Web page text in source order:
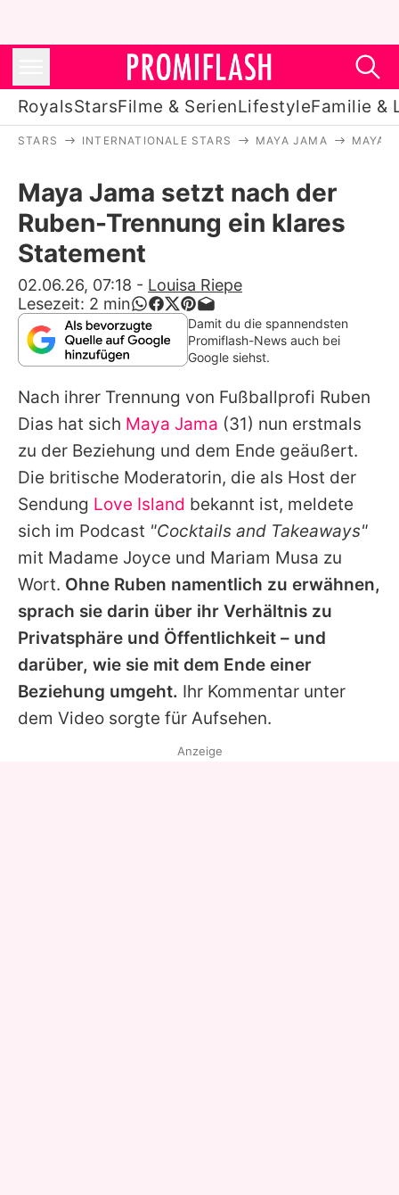
RoyalsStarsFilme & SerienLifestyleFamilie &
Stars
Filme & Serien
Lifestyle
Familie & Liebe
Promiflash Exklusiv
Alle Themen auf Promiflash
Jobs
App runterladen
Team
Redaktionelle Richtlinien
Impressum
Datenschutzerklärung
Utiq verwalten
STARS INTERNATIONALE STARS MAYA JAMA MAYA
Maya Jama setzt nach der
Ruben-Trennung ein klares
Statement
02.06.26, 07:18 - Louisa Riepe
Lesezeit: 2 min
Damit du die spannendsten
Promiflash-News auch bei
Google siehst.
Nach ihrer Trennung von Fußballprofi Ruben
Dias hat sich Maya Jama (31) nun erstmals
zu der Beziehung und dem Ende geäußert.
Die britische Moderatorin, die als Host der
Sendung Love Island bekannt ist, meldete
sich im Podcast "Cocktails and Takeaways"
mit Madame Joyce und Mariam Musa zu
Wort. Ohne Ruben namentlich zu erwähnen,
sprach sie darin über ihr Verhältnis zu
Privatsphäre und Öffentlichkeit – und
darüber, wie sie mit dem Ende einer
Beziehung umgeht. Ihr Kommentar unter
dem Video sorgte für Aufsehen.
Anzeige